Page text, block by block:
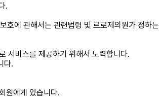
.
호에 관해서는 관련법령 및 르로제의원가 정하는
서비스를 제공하기 위해서 노력합니다.
다.
원에게 있습니다.